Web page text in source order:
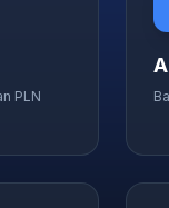
PLN